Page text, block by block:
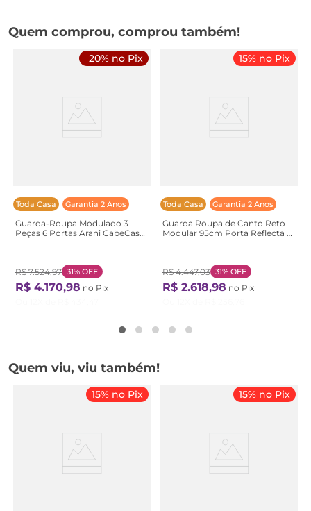
Quem comprou, comprou também!
Toda Casa Garantia 2 Anos
20% no Pix
Guarda-Roupa Modulado 3
Peças 6 Portas Arani CabeCasa
R$ 7.524,97 31% OFF
R$ 4.170,98 no Pix
Toda Casa Garantia 2 Anos
15% no Pix
Guarda Roupa de Canto Reto
Modular 95cm Porta Reflecta e
Cinza Urbano
R$ 4.447,03 31% OFF
R$ 2.618,98 no Pix
Quem viu, viu também!
15% no Pix 15% no Pix